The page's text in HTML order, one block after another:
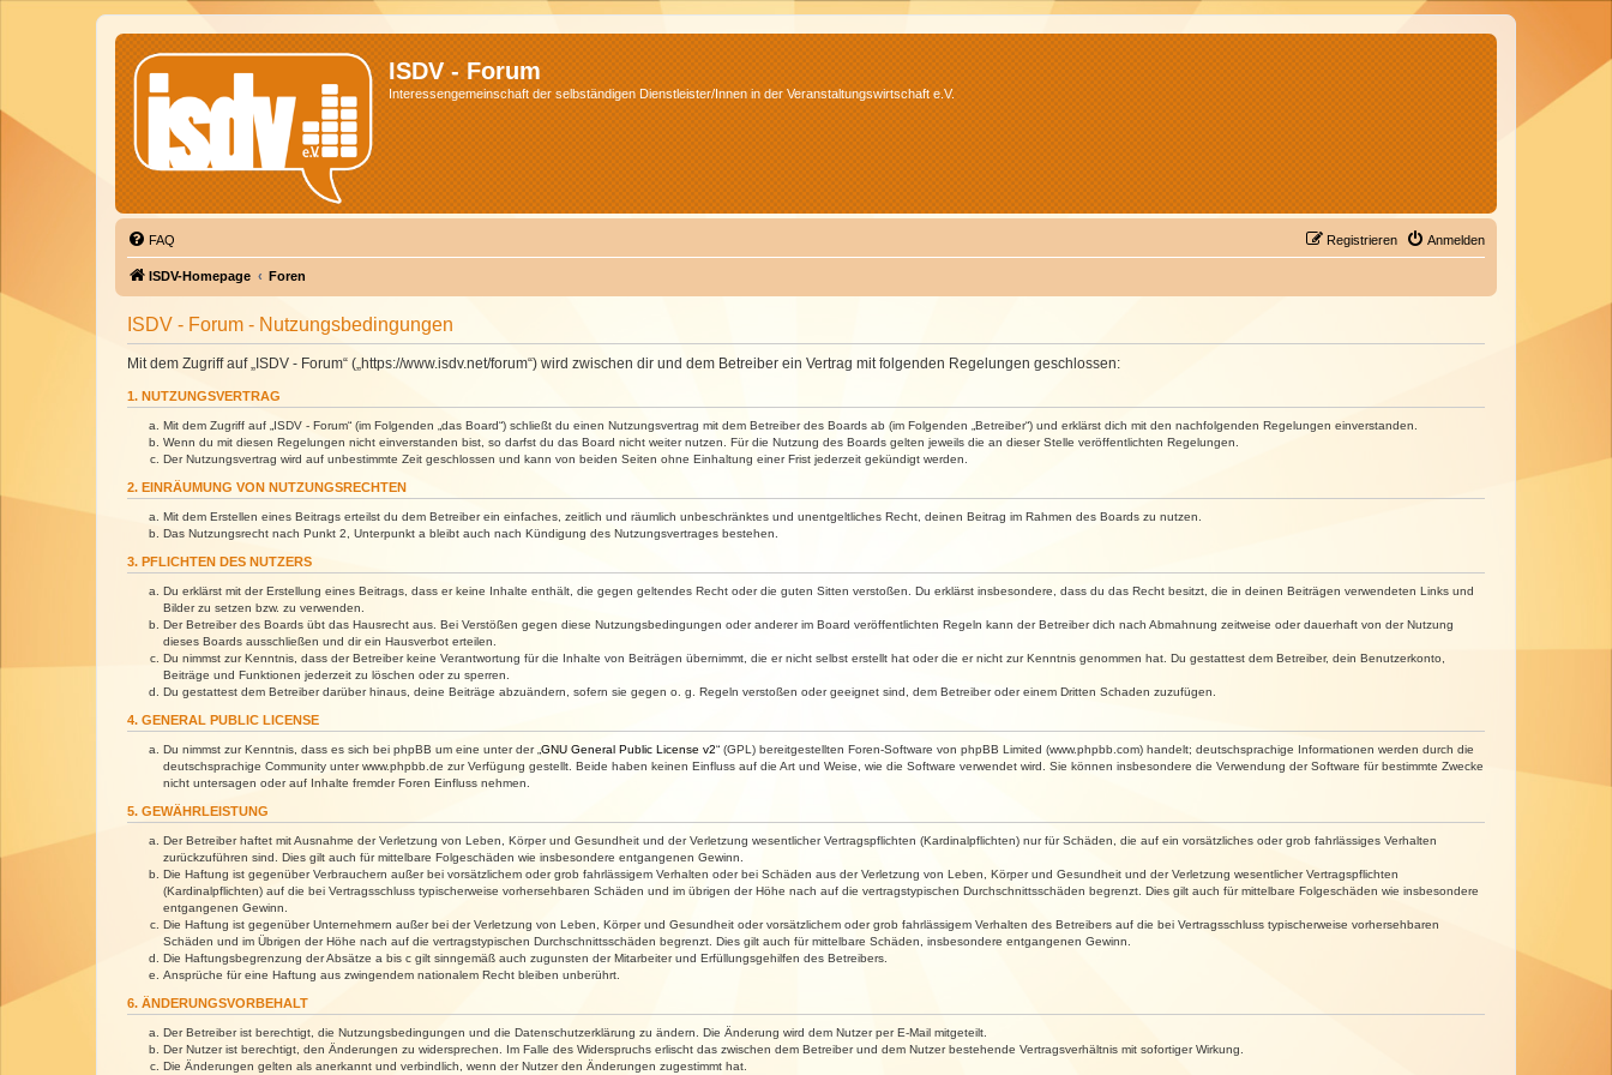
ISDV - Forum
Interessengemeinschaft der selbständigen Dienstleister/Innen in der Veranstaltungswirtschaft e.V.
FAQ Anmelden
Registrieren
ISDV-Homepage Foren
ISDV - Forum - Nutzungsbedingungen
Mit dem Zugriff auf „ISDV - Forum“ („https://www.isdv.net/forum“) wird zwischen dir und dem Betreiber ein Vertrag mit folgenden Regelungen geschlossen:
1. NUTZUNGSVERTRAG
Mit dem Zugriff auf „ISDV - Forum“ (im Folgenden „das Board“) schließt du einen Nutzungsvertrag mit dem Betreiber des Boards ab (im Folgenden „Betreiber“) und erklärst dich mit den nachfolgenden Regelungen einverstanden.
Wenn du mit diesen Regelungen nicht einverstanden bist, so darfst du das Board nicht weiter nutzen. Für die Nutzung des Boards gelten jeweils die an dieser Stelle veröffentlichten Regelungen.
Der Nutzungsvertrag wird auf unbestimmte Zeit geschlossen und kann von beiden Seiten ohne Einhaltung einer Frist jederzeit gekündigt werden.
2. EINRÄUMUNG VON NUTZUNGSRECHTEN
Mit dem Erstellen eines Beitrags erteilst du dem Betreiber ein einfaches, zeitlich und räumlich unbeschränktes und unentgeltliches Recht, deinen Beitrag im Rahmen des Boards zu nutzen.
Das Nutzungsrecht nach Punkt 2, Unterpunkt a bleibt auch nach Kündigung des Nutzungsvertrages bestehen.
3. PFLICHTEN DES NUTZERS
Du erklärst mit der Erstellung eines Beitrags, dass er keine Inhalte enthält, die gegen geltendes Recht oder die guten Sitten verstoßen. Du erklärst insbesondere, dass du das Recht besitzt, die in deinen Beiträgen verwendeten Links und
Bilder zu setzen bzw. zu verwenden.
Der Betreiber des Boards übt das Hausrecht aus. Bei Verstößen gegen diese Nutzungsbedingungen oder anderer im Board veröffentlichten Regeln kann der Betreiber dich nach Abmahnung zeitweise oder dauerhaft von der Nutzung
dieses Boards ausschließen und dir ein Hausverbot erteilen.
Du nimmst zur Kenntnis, dass der Betreiber keine Verantwortung für die Inhalte von Beiträgen übernimmt, die er nicht selbst erstellt hat oder die er nicht zur Kenntnis genommen hat. Du gestattest dem Betreiber, dein Benutzerkonto,
Beiträge und Funktionen jederzeit zu löschen oder zu sperren.
Du gestattest dem Betreiber darüber hinaus, deine Beiträge abzuändern, sofern sie gegen o. g. Regeln verstoßen oder geeignet sind, dem Betreiber oder einem Dritten Schaden zuzufügen.
4. GENERAL PUBLIC LICENSE
Du nimmst zur Kenntnis, dass es sich bei phpBB um eine unter der „ GNU General Public License v2“ (GPL) bereitgestellten Foren-Software von phpBB Limited (www.phpbb.com) handelt; deutschsprachige Informationen werden durch die
deutschsprachige Community unter www.phpbb.de zur Verfügung gestellt. Beide haben keinen Einfluss auf die Art und Weise, wie die Software verwendet wird. Sie können insbesondere die Verwendung der Software für bestimmte Zwecke
nicht untersagen oder auf Inhalte fremder Foren Einfluss nehmen.
5. GEWÄHRLEISTUNG
Der Betreiber haftet mit Ausnahme der Verletzung von Leben, Körper und Gesundheit und der Verletzung wesentlicher Vertragspflichten (Kardinalpflichten) nur für Schäden, die auf ein vorsätzliches oder grob fahrlässiges Verhalten
zurückzuführen sind. Dies gilt auch für mittelbare Folgeschäden wie insbesondere entgangenen Gewinn.
Die Haftung ist gegenüber Verbrauchern außer bei vorsätzlichem oder grob fahrlässigem Verhalten oder bei Schäden aus der Verletzung von Leben, Körper und Gesundheit und der Verletzung wesentlicher Vertragspflichten
(Kardinalpflichten) auf die bei Vertragsschluss typischerweise vorhersehbaren Schäden und im übrigen der Höhe nach auf die vertragstypischen Durchschnittsschäden begrenzt. Dies gilt auch für mittelbare Folgeschäden wie insbesondere
entgangenen Gewinn.
Die Haftung ist gegenüber Unternehmern außer bei der Verletzung von Leben, Körper und Gesundheit oder vorsätzlichem oder grob fahrlässigem Verhalten des Betreibers auf die bei Vertragsschluss typischerweise vorhersehbaren
Schäden und im Übrigen der Höhe nach auf die vertragstypischen Durchschnittsschäden begrenzt. Dies gilt auch für mittelbare Schäden, insbesondere entgangenen Gewinn.
Die Haftungsbegrenzung der Absätze a bis c gilt sinngemäß auch zugunsten der Mitarbeiter und Erfüllungsgehilfen des Betreibers.
Ansprüche für eine Haftung aus zwingendem nationalem Recht bleiben unberührt.
6. ÄNDERUNGSVORBEHALT
Der Betreiber ist berechtigt, die Nutzungsbedingungen und die Datenschutzerklärung zu ändern. Die Änderung wird dem Nutzer per E-Mail mitgeteilt.
Der Nutzer ist berechtigt, den Änderungen zu widersprechen. Im Falle des Widerspruchs erlischt das zwischen dem Betreiber und dem Nutzer bestehende Vertragsverhältnis mit sofortiger Wirkung.
Die Änderungen gelten als anerkannt und verbindlich, wenn der Nutzer den Änderungen zugestimmt hat.